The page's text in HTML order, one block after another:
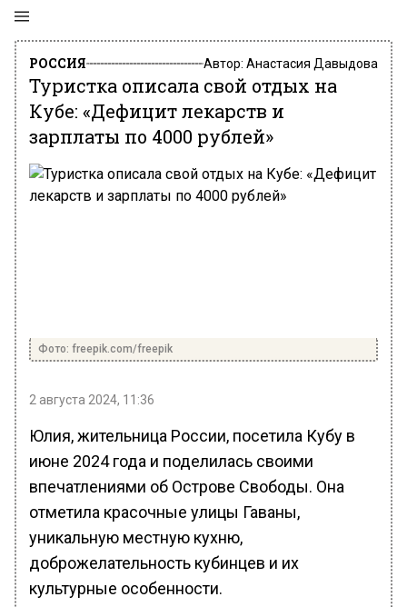
РОССИЯ Автор: Анастасия Давыдова
Туристка описала свой отдых на
Кубе: «Дефицит лекарств и
зарплаты по 4000 рублей»
Фото: freepik.com/freepik
2 августа 2024, 11:36
Юлия, жительница России, посетила Кубу в
июне 2024 года и поделилась своими
впечатлениями об Острове Свободы. Она
отметила красочные улицы Гаваны,
уникальную местную кухню,
доброжелательность кубинцев и их
культурные особенности.